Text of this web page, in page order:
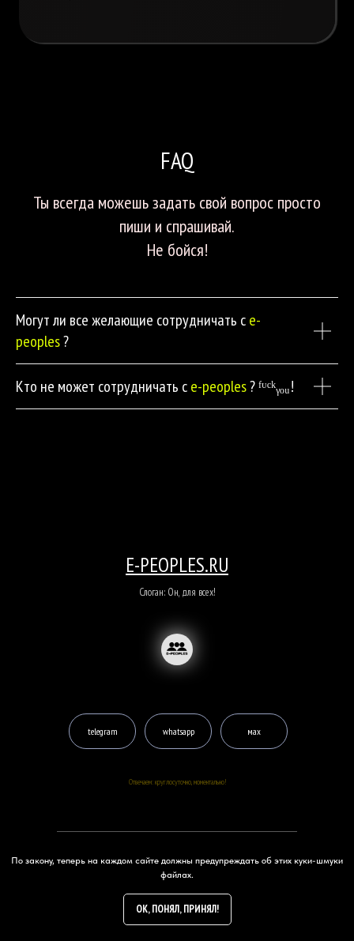
FAQ
Ты всегда можешь задать свой вопрос просто
пиши и спрашивай.
Не бойся!
Могут ли все желающие сотрудничать сe-
peoples?
Кто не может сотрудничать сe-peoples? ᶠᶸᶜᵏᵧₒᵤ!
Слоган: Он, для всех!
E-PEOPLES.RU
Отвечаем: круглосуточно, моментально!
telegram whatsapp мах
Информация
Тарифы
По закону, теперь на каждом сайте должны предупреждать об этих куки-шмуки
файлах.
OK, ПОНЯЛ, ПРИНЯЛ!